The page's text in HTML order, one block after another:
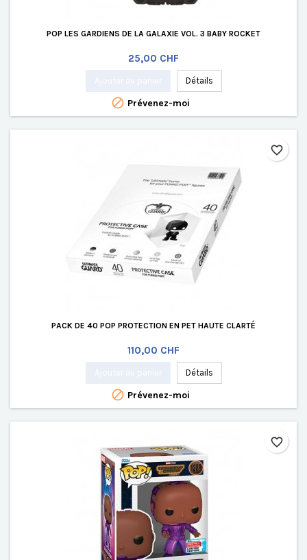
POP LES GARDIENS DE LA GALAXIE VOL. 3 BABY ROCKET
Prix
25,00 CHF
Détails
 Prévenez-moi
PACK DE 40 POP PROTECTION EN PET HAUTE CLARTÉ
Prix
110,00 CHF
Détails
 Prévenez-moi
favorite_border
favorite_border